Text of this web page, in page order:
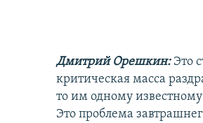
Дмитрий Орешкин: Это
критическая масса
то им одному известному
Это проблема